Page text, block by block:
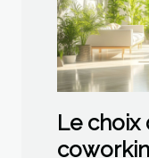
Le choix